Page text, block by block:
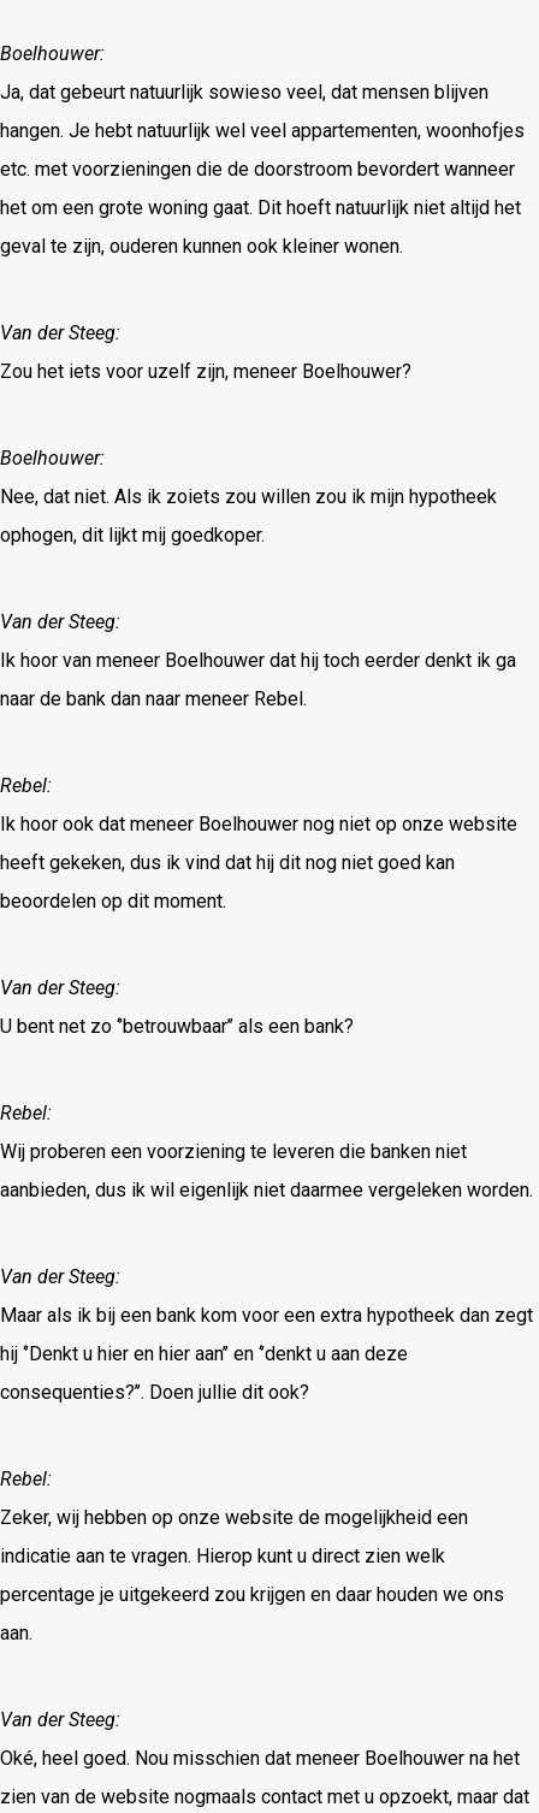
Boelhouwer:
Ja, dat gebeurt natuurlijk sowieso veel, dat mensen blijven
hangen. Je hebt natuurlijk wel veel appartementen, woonhofjes
etc. met voorzieningen die de doorstroom bevordert wanneer
het om een grote woning gaat. Dit hoeft natuurlijk niet altijd het
geval te zijn, ouderen kunnen ook kleiner wonen.
Van der Steeg:
Zou het iets voor uzelf zijn, meneer Boelhouwer?
Boelhouwer:
Nee, dat niet. Als ik zoiets zou willen zou ik mijn hypotheek
ophogen, dit lijkt mij goedkoper.
Van der Steeg:
Ik hoor van meneer Boelhouwer dat hij toch eerder denkt ik ga
naar de bank dan naar meneer Rebel.
Rebel:
Ik hoor ook dat meneer Boelhouwer nog niet op onze website
heeft gekeken, dus ik vind dat hij dit nog niet goed kan
beoordelen op dit moment.
Van der Steeg:
U bent net zo ‘’betrouwbaar’’ als een bank?
Rebel:
Wij proberen een voorziening te leveren die banken niet
aanbieden, dus ik wil eigenlijk niet daarmee vergeleken worden.
Van der Steeg:
Maar als ik bij een bank kom voor een extra hypotheek dan zegt
hij ‘’Denkt u hier en hier aan’’ en ‘’denkt u aan deze
consequenties?’’. Doen jullie dit ook?
Rebel:
Zeker, wij hebben op onze website de mogelijkheid een
indicatie aan te vragen. Hierop kunt u direct zien welk
percentage je uitgekeerd zou krijgen en daar houden we ons
aan.
Van der Steeg:
Oké, heel goed. Nou misschien dat meneer Boelhouwer na het
zien van de website nogmaals contact met u opzoekt, maar dat